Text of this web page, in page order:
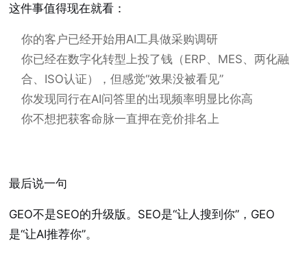
这件事值得现在就看：
你的客户已经开始用AI工具做采购调研
你已经在数字化转型上投了钱（ERP、MES、两化融
合、ISO认证），但感觉“效果没被看见”
你发现同行在AI问答里的出现频率明显比你高
你不想把获客命脉一直押在竞价排名上
最后说一句
GEO不是SEO的升级版。SEO是“让人搜到你”，GEO
是“让AI推荐你”。